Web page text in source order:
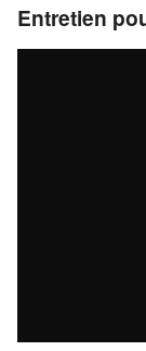
Entretien